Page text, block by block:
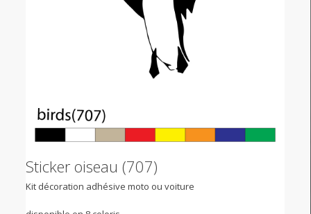
Sticker oiseau (707)
Kit décoration adhésive moto ou voiture